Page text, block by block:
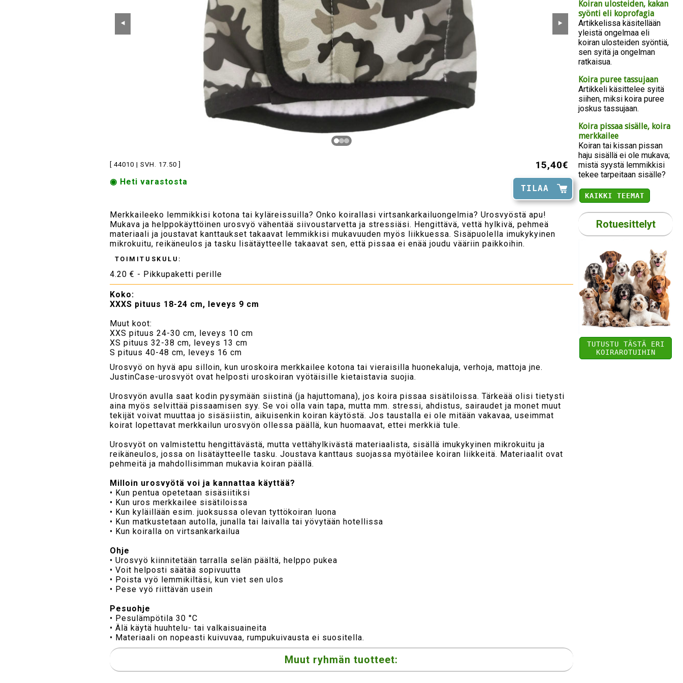
⯇ ⯈
[ 44010 | SVH. 17.50 ] 15,40€
TILAA
◉ Heti varastosta
Merkkaileeko lemmikkisi kotona tai kyläreissuilla? Onko koirallasi virtsankarkailuongelmia? Urosvyöstä apu!
Mukava ja helppokäyttöinen urosvyö vähentää siivoustarvetta ja stressiäsi. Hengittävä, vettä hylkivä, pehmeä
materiaali ja joustavat kanttaukset takaavat lemmikkisi mukavuuden myös liikkuessa. Sisäpuolella imukykyinen
mikrokuitu, reikäneulos ja tasku lisätäytteelle takaavat sen, että pissaa ei enää joudu vääriin paikkoihin.
TOIMITUSKULU:
4.20 € - Pikkupaketti perille
Koko:
XXXS pituus 18-24 cm, leveys 9 cm
Muut koot:
XXS pituus 24-30 cm, leveys 10 cm
XS pituus 32-38 cm, leveys 13 cm
S pituus 40-48 cm, leveys 16 cm
Urosvyö on hyvä apu silloin, kun uroskoira merkkailee kotona tai vieraisilla huonekaluja, verhoja, mattoja jne.
JustinCase-urosvyöt ovat helposti uroskoiran vyötäisille kietaistavia suojia.
Urosvyön avulla saat kodin pysymään siistinä (ja hajuttomana), jos koira pissaa sisätiloissa. Tärkeää olisi tietysti
aina myös selvittää pissaamisen syy. Se voi olla vain tapa, mutta mm. stressi, ahdistus, sairaudet ja monet muut
tekijät voivat muuttaa jo sisäsiistin, aikuisenkin koiran käytöstä. Jos taustalla ei ole mitään vakavaa, useimmat
koirat lopettavat merkkailun urosvyön ollessa päällä, kun huomaavat, ettei merkkiä tule.
Urosvyöt on valmistettu hengittävästä, mutta vettähylkivästä materiaalista, sisällä imukykyinen mikrokuitu ja
reikäneulos, jossa on lisätäytteelle tasku. Joustava kanttaus suojassa myötäilee koiran liikkeitä. Materiaalit ovat
pehmeitä ja mahdollisimman mukavia koiran päällä.
Milloin urosvyötä voi ja kannattaa käyttää?
• Kun pentua opetetaan sisäsiitiksi
• Kun uros merkkailee sisätiloissa
• Kun kyläillään esim. juoksussa olevan tyttökoiran luona
• Kun matkustetaan autolla, junalla tai laivalla tai yövytään hotellissa
• Kun koiralla on virtsankarkailua
Ohje
• Urosvyö kiinnitetään tarralla selän päältä, helppo pukea
• Voit helposti säätää sopivuutta
• Poista vyö lemmikiltäsi, kun viet sen ulos
• Pese vyö riittävän usein
Pesuohje
• Pesulämpötila 30 °C
• Älä käytä huuhtelu- tai valkaisuaineita
• Materiaali on nopeasti kuivuvaa, rumpukuivausta ei suositella.
Muut ryhmän tuotteet:
Koiran ulosteiden, kakan
syönti eli koprofagia
Artikkelissa käsitellään
yleistä ongelmaa eli
koiran ulosteiden syöntiä,
sen syitä ja ongelman
ratkaisua.
Koira puree tassujaan
Artikkeli käsittelee syitä
siihen, miksi koira puree
joskus tassujaan.
Koira pissaa sisälle, koira
merkkailee
Koiran tai kissan pissan
haju sisällä ei ole mukava;
mistä syystä lemmikkisi
tekee tarpeitaan sisälle?
KAIKKI TEEMAT
Rotuesittelyt
TUTUSTU TÄSTÄ ERI
KOIRAROTUIHIN